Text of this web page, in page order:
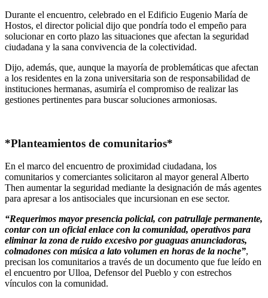
Durante el encuentro, celebrado en el Edificio Eugenio María de
Hostos, el director policial dijo que pondría todo el empeño para
solucionar en corto plazo las situaciones que afectan la seguridad
ciudadana y la sana convivencia de la colectividad.
Dijo, además, que, aunque la mayoría de problemáticas que afectan
a los residentes en la zona universitaria son de responsabilidad de
instituciones hermanas, asumiría el compromiso de realizar las
gestiones pertinentes para buscar soluciones armoniosas.
*Planteamientos de comunitarios*
En el marco del encuentro de proximidad ciudadana, los
comunitarios y comerciantes solicitaron al mayor general Alberto
Then aumentar la seguridad mediante la designación de más agentes
para apresar a los antisociales que incursionan en ese sector.
“Requerimos mayor presencia policial, con patrullaje permanente,
contar con un oficial enlace con la comunidad, operativos para
eliminar la zona de ruido excesivo por guaguas anunciadoras,
colmadones con música a lato volumen en horas de la noche”,
precisan los comunitarios a través de un documento que fue leído en
el encuentro por Ulloa, Defensor del Pueblo y con estrechos
vínculos con la comunidad.